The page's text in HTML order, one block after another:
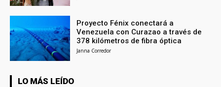
Proyecto Fénix conectará a
Venezuela con Curazao a través de
378 kilómetros de fibra óptica
Janna Corredor
LO MÁS LEÍDO